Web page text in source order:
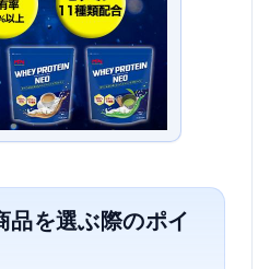
品を選ぶ際のポイ